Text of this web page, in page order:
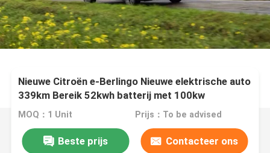
Nieuwe Citroën e-Berlingo Nieuwe elektrische auto
339km Bereik 52kwh batterij met 100kw
((136P.s)Motorkracht &132km/h topsnelheid
MOQ：1 Unit Prijs：To be advised
Beste prijs Contacteer ons